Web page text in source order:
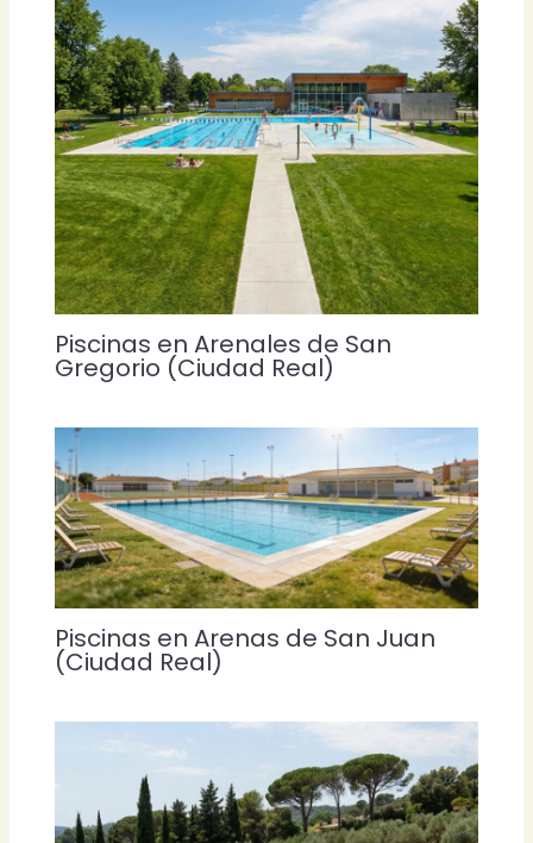
Piscinas en Arenales de San
Gregorio (Ciudad Real)
Piscinas en Arenas de San Juan
(Ciudad Real)